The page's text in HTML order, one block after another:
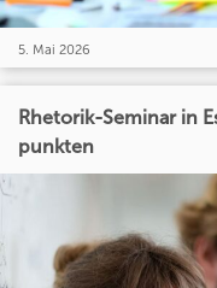
5. Mai 2026
Rhetorik-Seminar in
punkten